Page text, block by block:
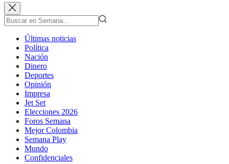
Últimas noticias
Política
Nación
Dinero
Deportes
Opinión
Impresa
Jet Set
Elecciones 2026
Foros Semana
Mejor Colombia
Semana Play
Mundo
Confidenciales